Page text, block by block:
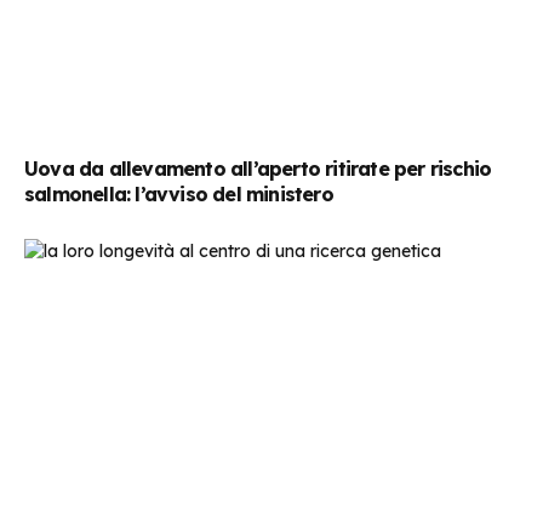
Uova da allevamento all’aperto ritirate per rischio
salmonella: l’avviso del ministero